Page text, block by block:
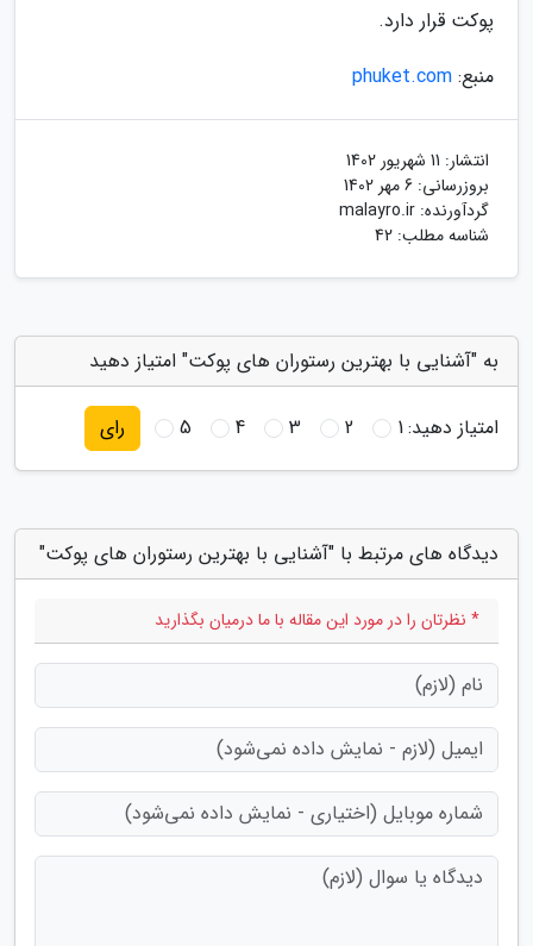
پوکت قرار دارد.
منبع: phuket.com
انتشار: 11 شهریور 1402
بروزرسانی: 6 مهر 1402
گردآورنده: malayro.ir
شناسه مطلب: 42
به "آشنایی با بهترین رستوران های پوکت" امتیاز دهید
امتیاز دهید:1
2
3
4
5 رای
دیدگاه های مرتبط با "آشنایی با بهترین رستوران های پوکت"
* نظرتان را در مورد این مقاله با ما درمیان بگذارید